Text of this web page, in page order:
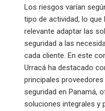
Los riesgos varían
tipo de actividad, lo que
relevante adaptar las
seguridad a las
cada cliente. En este
Urracá ha destacado
principales
seguridad en Panamá,
soluciones integrales y